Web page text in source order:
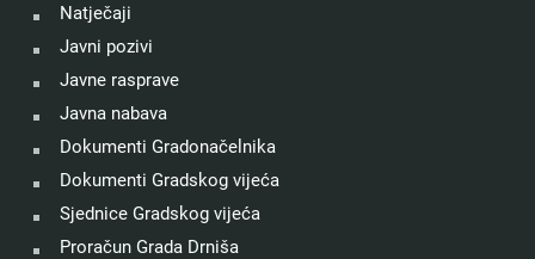
Natječaji
Javni pozivi
Javne rasprave
Javna nabava
Dokumenti Gradonačelnika
Dokumenti Gradskog vijeća
Sjednice Gradskog vijeća
Proračun Grada Drniša